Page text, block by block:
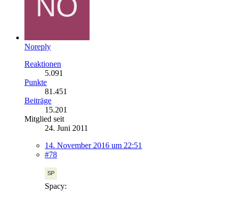
Noreply
Reaktionen
5.091
Punkte
81.451
Beiträge
15.201
Mitglied seit
24. Juni 2011
14. November 2016 um 22:51
#78
Spacy: